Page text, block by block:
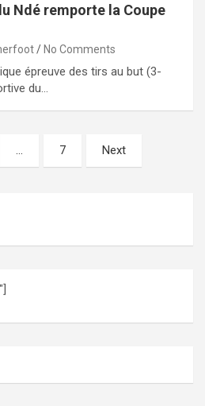
Ndé remporte la Coupe
No Comments
épreuve des tirs au but (3-
du…
… 7 Next